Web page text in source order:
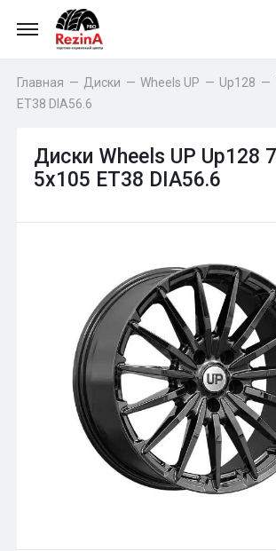
Главная — Диски — Wheels UP — Up128 —
ET38 DIA56.6
Диски Wheels UP Up128
5x105 ET38 DIA56.6